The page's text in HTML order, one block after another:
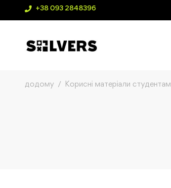
+38 093 2848396
додому Корисні матеріали студентам